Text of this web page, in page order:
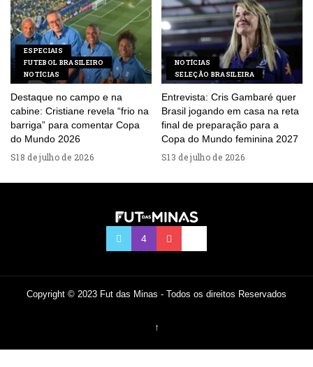
ESPECIAIS
FUTEBOL BRASILEIRO
NOTÍCIAS
Destaque no campo e na
cabine: Cristiane revela “frio na
barriga” para comentar Copa
do Mundo 2026
18 de julho de 2026
NOTÍCIAS
SELEÇÃO BRASILEIRA
Entrevista: Cris Gambaré quer
Brasil jogando em casa na reta
final de preparação para a
Copa do Mundo feminina 2027
13 de julho de 2026
Copyright © 2023 Fut das Minas - Todos os direitos Reservados
↑